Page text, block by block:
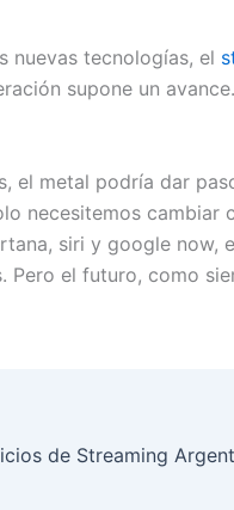
nuevas tecnologías, el
supone un
el metal podría dar
necesitemos cambiar
siri y google now,
Pero el futuro, como